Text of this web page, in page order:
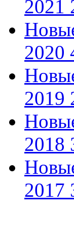
2021
2020
2019
2018
2017